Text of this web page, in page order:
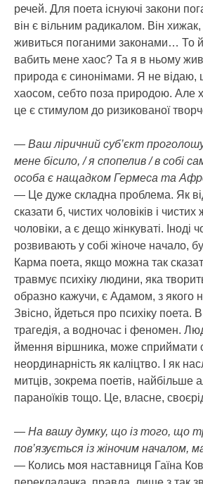
речей. Для поета існуючі закони
він є вільним радикалом. Він хижак,
живиться поганими законами… То
вабить мене хаос? Та я в ньому
природа є синонімами. Я не відаю,
хаосом, себто поза природою. Але
це є стимулом до ризикованої
— Ваш ліричний суб’єкт
мене бісило, / я спопелив / в собі
особа є нащадком Гермеса та
— Це дуже складна проблема. Як
сказати б, чистих чоловіків і
чоловіки, а є дещо жінкуваті. Іноді
розвивають у собі жіноче начало,
Карма поета, якщо можна так
травмує психіку людини, яка
образно кажучи, є Адамом, з якого
Звісно, йдеться про психіку поета.
трагедія, а водночас і феномен.
ймення віршника, може сприймати
неординарність як каліцтво. І як
митців, зокрема поетів, найбільше
параноїків тощо. Це, власне,
— На вашу думку, що із того, що
пов’язується із жіночим началом,
— Колись моя наставниця Гаїна